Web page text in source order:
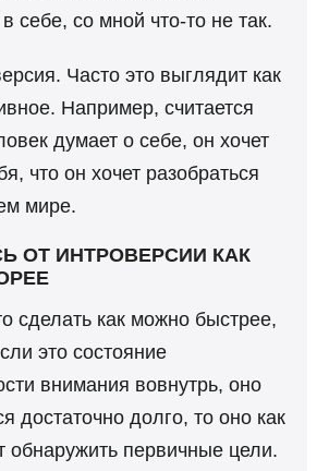
себе, со мной что-то не так.
Часто это выглядит как
Например, считается
думает о себе, он хочет
что он хочет разобраться
мире.
ОТ ИНТРОВЕРСИИ КАК
сделать как можно быстрее,
это состояние
внимания вовнутрь, оно
достаточно долго, то оно как
обнаружить первичные цели.